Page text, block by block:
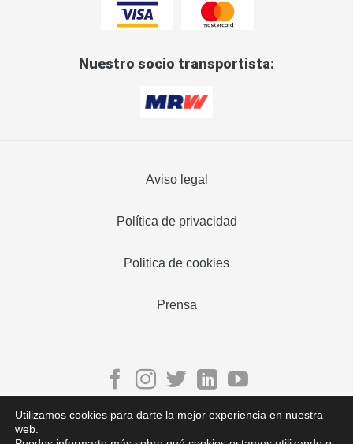
Nuestro socio transportista:
Aviso legal
Política de privacidad
Politica de cookies
Prensa
Utilizamos cookies para darte la mejor experiencia en nuestra
web.